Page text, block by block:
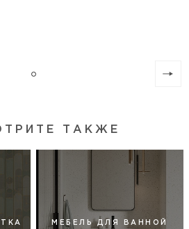
ТАКЖЕ
МЕБЕЛЬ ДЛЯ ВАННОЙ